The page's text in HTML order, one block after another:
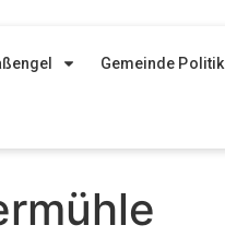
Gemeinde Politik